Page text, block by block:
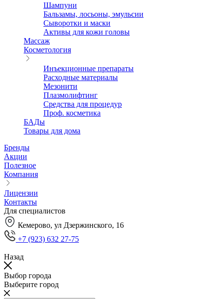
Шампуни
Бальзамы, лосьоны, эмульсии
Сыворотки и маски
Активы для кожи головы
Массаж
Косметология
Инъекционные препараты
Расходные материалы
Мезонити
Плазмолифтинг
Средства для процедур
Проф. косметика
БАДы
Товары для дома
Бренды
Акции
Полезное
Компания
Лицензии
Контакты
Для специалистов
Кемерово, ул Дзержинского, 16
+7 (923) 632 27-75
Назад
Выбор города
Выберите город